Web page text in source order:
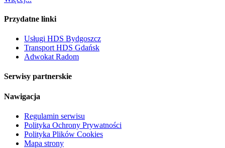
Przydatne linki
Usługi HDS Bydgoszcz
Transport HDS Gdańsk
Adwokat Radom
Serwisy partnerskie
Nawigacja
Regulamin serwisu
Polityka Ochrony Prywatności
Polityka Plików Cookies
Mapa strony